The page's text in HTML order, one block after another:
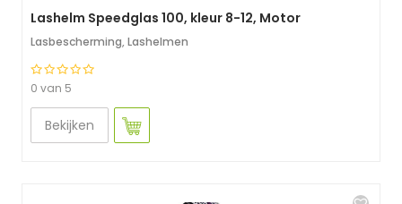
Lashelm Speedglas 100, kleur 8-12, Motor
Lasbescherming, Lashelmen
0 van 5
Bekijken